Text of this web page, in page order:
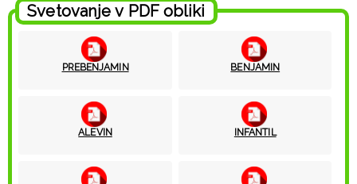
Svetovanje v PDF obliki
PREBENJAMIN BENJAMIN
ALEVIN INFANTIL